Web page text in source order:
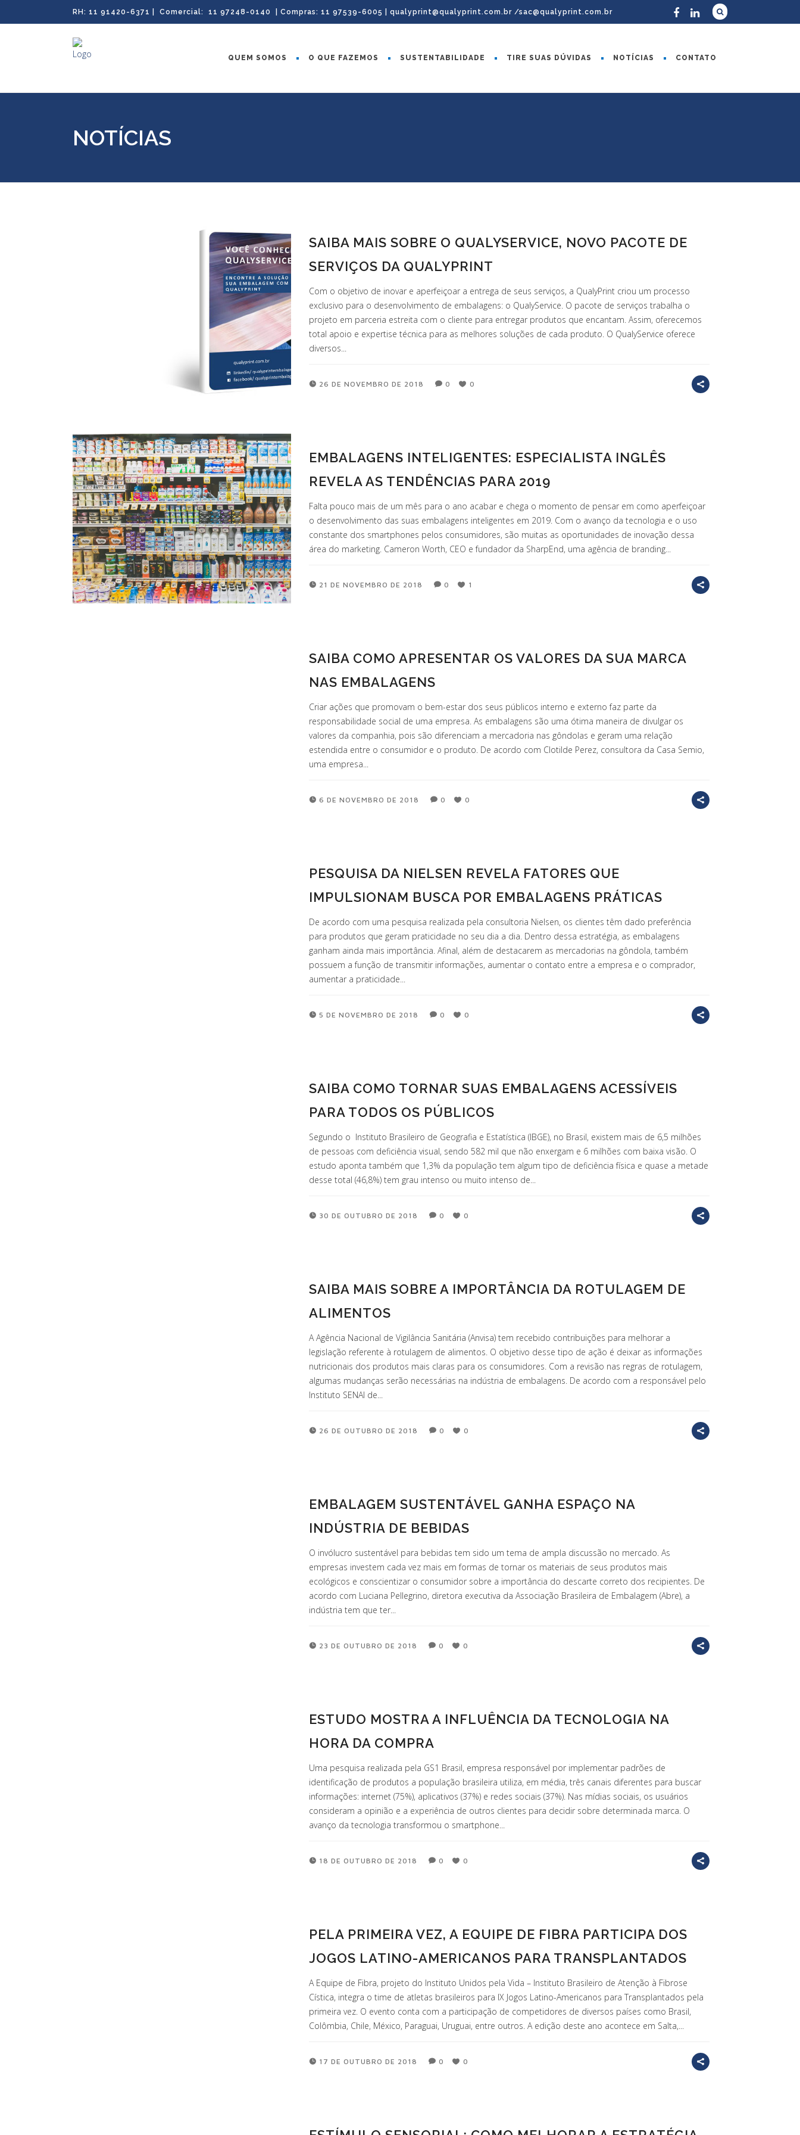
RH: 11 91420-6371 | Comercial: 11 97248-0140 | Compras: 11 97539-6005 | qualyprint@qualyprint.com.br /sac@qualyprint.com.br
QUEM SOMOS O QUE FAZEMOS SUSTENTABILIDADE TIRE SUAS DÚVIDAS NOTÍCIAS CONTATO
NOTÍCIAS
SAIBA MAIS SOBRE O QUALYSERVICE, NOVO PACOTE DE
SERVIÇOS DA QUALYPRINT
Com o objetivo de inovar e aperfeiçoar a entrega de seus serviços, a QualyPrint criou um processo
exclusivo para o desenvolvimento de embalagens: o QualyService. O pacote de serviços trabalha o
projeto em parceria estreita com o cliente para entregar produtos que encantam. Assim, oferecemos
total apoio e expertise técnica para as melhores soluções de cada produto. O QualyService oferece
diversos...
26 DE NOVEMBRO DE 2018 0 0
EMBALAGENS INTELIGENTES: ESPECIALISTA INGLÊS
REVELA AS TENDÊNCIAS PARA 2019
Falta pouco mais de um mês para o ano acabar e chega o momento de pensar em como aperfeiçoar
o desenvolvimento das suas embalagens inteligentes em 2019. Com o avanço da tecnologia e o uso
constante dos smartphones pelos consumidores, são muitas as oportunidades de inovação dessa
área do marketing. Cameron Worth, CEO e fundador da SharpEnd, uma agência de branding...
21 DE NOVEMBRO DE 2018 0 1
SAIBA COMO APRESENTAR OS VALORES DA SUA MARCA
NAS EMBALAGENS
Criar ações que promovam o bem-estar dos seus públicos interno e externo faz parte da
responsabilidade social de uma empresa. As embalagens são uma ótima maneira de divulgar os
valores da companhia, pois são diferenciam a mercadoria nas gôndolas e geram uma relação
estendida entre o consumidor e o produto. De acordo com Clotilde Perez, consultora da Casa Semio,
uma empresa...
6 DE NOVEMBRO DE 2018 0 0
PESQUISA DA NIELSEN REVELA FATORES QUE
IMPULSIONAM BUSCA POR EMBALAGENS PRÁTICAS
De acordo com uma pesquisa realizada pela consultoria Nielsen, os clientes têm dado preferência
para produtos que geram praticidade no seu dia a dia. Dentro dessa estratégia, as embalagens
ganham ainda mais importância. Afinal, além de destacarem as mercadorias na gôndola, também
possuem a função de transmitir informações, aumentar o contato entre a empresa e o comprador,
aumentar a praticidade...
5 DE NOVEMBRO DE 2018 0 0
SAIBA COMO TORNAR SUAS EMBALAGENS ACESSÍVEIS
PARA TODOS OS PÚBLICOS
Segundo o Instituto Brasileiro de Geografia e Estatística (IBGE), no Brasil, existem mais de 6,5 milhões
de pessoas com deficiência visual, sendo 582 mil que não enxergam e 6 milhões com baixa visão. O
estudo aponta também que 1,3% da população tem algum tipo de deficiência física e quase a metade
desse total (46,8%) tem grau intenso ou muito intenso de...
30 DE OUTUBRO DE 2018 0 0
SAIBA MAIS SOBRE A IMPORTÂNCIA DA ROTULAGEM DE
ALIMENTOS
A Agência Nacional de Vigilância Sanitária (Anvisa) tem recebido contribuições para melhorar a
legislação referente à rotulagem de alimentos. O objetivo desse tipo de ação é deixar as informações
nutricionais dos produtos mais claras para os consumidores. Com a revisão nas regras de rotulagem,
algumas mudanças serão necessárias na indústria de embalagens. De acordo com a responsável pelo
Instituto SENAI de...
26 DE OUTUBRO DE 2018 0 0
EMBALAGEM SUSTENTÁVEL GANHA ESPAÇO NA
INDÚSTRIA DE BEBIDAS
O invólucro sustentável para bebidas tem sido um tema de ampla discussão no mercado. As
empresas investem cada vez mais em formas de tornar os materiais de seus produtos mais
ecológicos e conscientizar o consumidor sobre a importância do descarte correto dos recipientes. De
acordo com Luciana Pellegrino, diretora executiva da Associação Brasileira de Embalagem (Abre), a
indústria tem que ter...
23 DE OUTUBRO DE 2018 0 0
ESTUDO MOSTRA A INFLUÊNCIA DA TECNOLOGIA NA
HORA DA COMPRA
Uma pesquisa realizada pela GS1 Brasil, empresa responsável por implementar padrões de
identificação de produtos a população brasileira utiliza, em média, três canais diferentes para buscar
informações: internet (75%), aplicativos (37%) e redes sociais (37%). Nas mídias sociais, os usuários
consideram a opinião e a experiência de outros clientes para decidir sobre determinada marca. O
avanço da tecnologia transformou o smartphone...
18 DE OUTUBRO DE 2018 0 0
PELA PRIMEIRA VEZ, A EQUIPE DE FIBRA PARTICIPA DOS
JOGOS LATINO-AMERICANOS PARA TRANSPLANTADOS
A Equipe de Fibra, projeto do Instituto Unidos pela Vida – Instituto Brasileiro de Atenção à Fibrose
Cística, integra o time de atletas brasileiros para IX Jogos Latino-Americanos para Transplantados pela
primeira vez. O evento conta com a participação de competidores de diversos países como Brasil,
Colômbia, Chile, México, Paraguai, Uruguai, entre outros. A edição deste ano acontece em Salta,...
17 DE OUTUBRO DE 2018 0 0